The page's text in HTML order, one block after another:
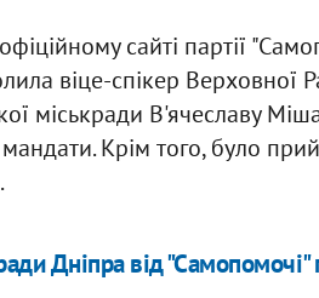
сайті партії
віце-спікер
міськради В'ячеславу
Крім того, було
Дніпра від "Самопомочі"